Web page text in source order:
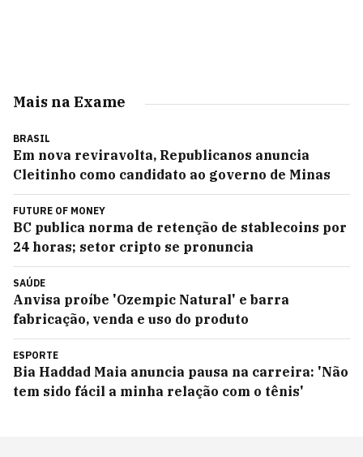
Mais na Exame
BRASIL
Em nova reviravolta, Republicanos anuncia
Cleitinho como candidato ao governo de Minas
FUTURE OF MONEY
BC publica norma de retenção de stablecoins por
24 horas; setor cripto se pronuncia
SAÚDE
Anvisa proíbe 'Ozempic Natural' e barra
fabricação, venda e uso do produto
ESPORTE
Bia Haddad Maia anuncia pausa na carreira: 'Não
tem sido fácil a minha relação com o tênis'